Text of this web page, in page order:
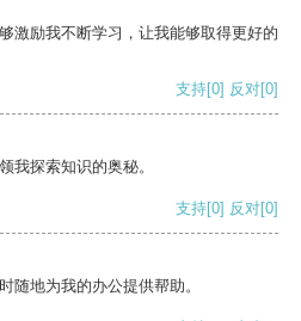
激励我不断学习，让我能够取得更好的
支持[0] 反对[0]
我探索知识的奥秘。
支持[0] 反对[0]
随地为我的办公提供帮助。